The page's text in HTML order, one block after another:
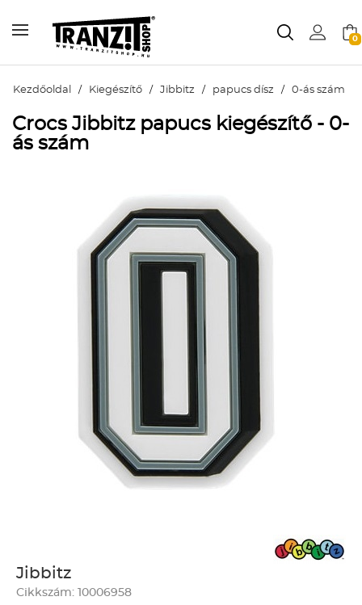
0
Kezdőoldal / Kiegészítő / Jibbitz / papucs dísz / 0-ás szám
Crocs Jibbitz papucs kiegészítő - 0-
ás szám
Jibbitz
Cikkszám: 10006958